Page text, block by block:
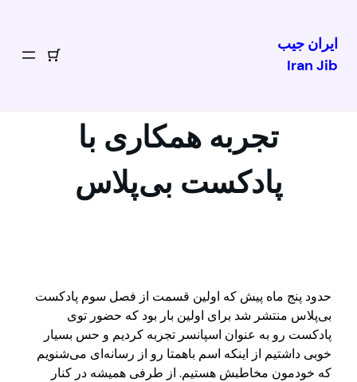
رفتن
ایران جیب
Iran Jib
تجربه همکاری با
پادکست بی‌پلاس
حدود پنج ماه پیش که اولین قسمت از فصل سوم پادکست
بی‌پلاس منتشر شد برای اولین بار بود که حضور توی
پادکست رو به عنوان اسپانسر تجربه کردیم و حس بسیار
خوبی داشتیم از اینکه اسم باهمتا رو از رسانه‌ای می‌شنویم
که خودمون مخاطبش هستیم. از طرفی همیشه در کنار